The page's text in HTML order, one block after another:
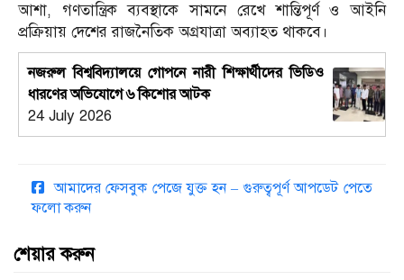
আশা, গণতান্ত্রিক ব্যবস্থাকে সামনে রেখে শান্তিপূর্ণ ও আইনি
প্রক্রিয়ায় দেশের রাজনৈতিক অগ্রযাত্রা অব্যাহত থাকবে।
নজরুল বিশ্ববিদ্যালয়ে গোপনে নারী শিক্ষার্থীদের ভিডিও
ধারণের অভিযোগে ৬ কিশোর আটক
24 July 2026
আমাদের ফেসবুক পেজে যুক্ত হন – গুরুত্বপূর্ণ আপডেট পেতে
ফলো করুন
শেয়ার করুন